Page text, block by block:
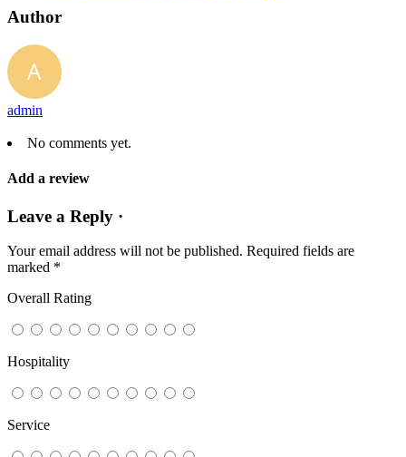
Author
admin
No comments yet.
Add a review
Leave a Reply ·
Your email address will not be published. Required fields are
marked *
Overall Rating
Hospitality
Service